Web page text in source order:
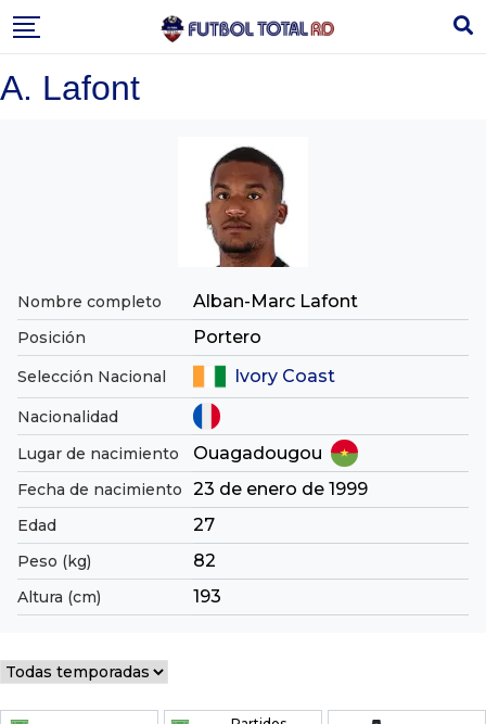
to
A. Lafont
Nombre completo Alban-Marc Lafont
Posición Portero
Selección Nacional Ivory Coast
Nacionalidad
Lugar de nacimiento
Ouagadougou
Fecha de nacimiento 23 de enero de 1999
Edad 27
Peso (kg) 82
Altura (cm) 193